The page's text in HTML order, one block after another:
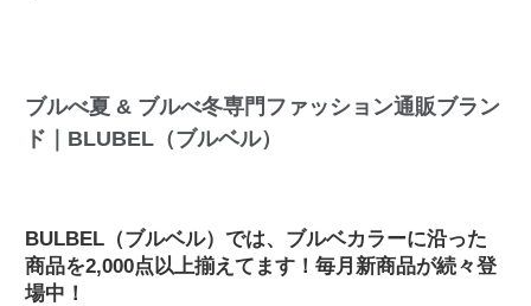
ブルべ夏 & ブルべ冬専門ファッション通販ブラン
ド｜BLUBEL（ブルベル）
BULBEL（ブルベル）では、ブルベカラーに沿った
商品を2,000点以上揃えてます！毎月新商品が続々登
場中！